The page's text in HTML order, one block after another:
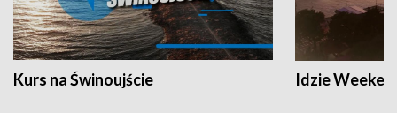
Kurs na Świnoujście Idzie